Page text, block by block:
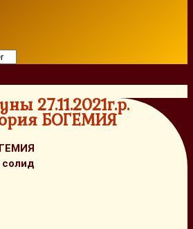
27.11.2021г.р.
БОГЕМИЯ
солид